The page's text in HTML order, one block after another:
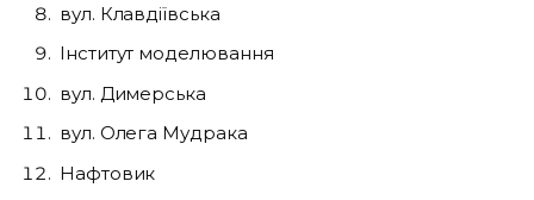
вул. Клавдіївська
Інститут моделювання
вул. Димерська
вул. Олега Мудрака
Нафтовик